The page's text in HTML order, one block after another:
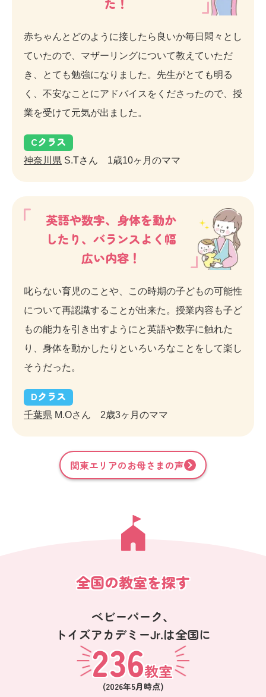
赤ちゃんとどのように接したら良いか毎日悶々とし
ていたので、マザーリングについて教えていただ
き、とても勉強になりました。先生がとても明る
く、不安なことにアドバイスをくださったので、授
業を受けて元気が出ました。
Cクラス
神奈川県 S.Tさん 1歳10ヶ月のママ
英語や数字、身体を動か
したり、バランスよく幅
広い内容！
叱らない育児のことや、この時期の子どもの可能性
について再認識することが出来た。授業内容も子ど
もの能力を引き出すようにと英語や数字に触れた
り、身体を動かしたりといろいろなことをして楽し
そうだった。
Dクラス
千葉県 M.Oさん 2歳3ヶ月のママ
関東エリアのお母さまの声
全国の教室を探す
ベビーパーク、
トイズアカデミーJr.は全国に
236教室
(2026年5月 時点)